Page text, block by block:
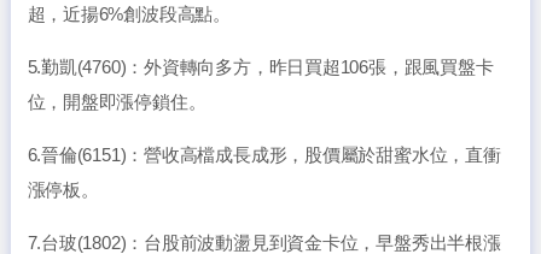
超，近揚6%創波段高點。
5.勤凱(4760)：外資轉向多方，昨日買超106張，跟風買盤卡
位，開盤即漲停鎖住。
6.晉倫(6151)：營收高檔成長成形，股價屬於甜蜜水位，直衝
漲停板。
7.台玻(1802)：台股前波動盪見到資金卡位，早盤秀出半根漲